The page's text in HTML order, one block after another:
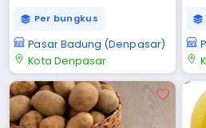
Per bungkus
Pasar Badung (Denpasar)
Kota Denpasar